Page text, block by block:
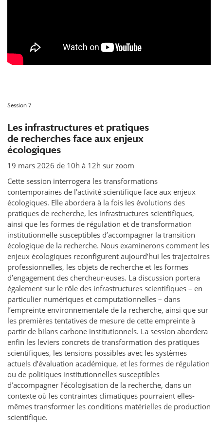
Session 7
Les infrastructures et pratiques
de recherches face aux enjeux
écologiques
19 mars 2026 de 10h à 12h sur zoom
Cette session interrogera les transformations
contemporaines de l’activité scientifique face aux enjeux
écologiques. Elle abordera à la fois les évolutions des
pratiques de recherche, les infrastructures scientifiques,
ainsi que les formes de régulation et de transformation
institutionnelle susceptibles d’accompagner la transition
écologique de la recherche. Nous examinerons comment les
enjeux écologiques reconfigurent aujourd’hui les trajectoires
professionnelles, les objets de recherche et les formes
d’engagement des chercheur·euses. La discussion portera
également sur le rôle des infrastructures scientifiques – en
particulier numériques et computationnelles – dans
l’empreinte environnementale de la recherche, ainsi que sur
les premières tentatives de mesure de cette empreinte à
partir de bilans carbone institutionnels. La session abordera
enfin les leviers concrets de transformation des pratiques
scientifiques, les tensions possibles avec les systèmes
actuels d’évaluation académique, et les formes de régulation
ou de politiques institutionnelles susceptibles
d’accompagner l’écologisation de la recherche, dans un
contexte où les contraintes climatiques pourraient elles-
mêmes transformer les conditions matérielles de production
scientifique.